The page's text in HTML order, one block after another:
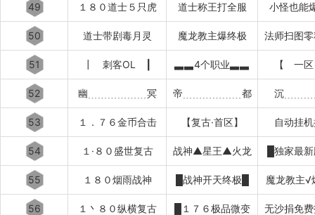
49 １８０道士５只虎 道士称王打全服 小怪也能
50 道士带剧毒月灵 魔龙教主爆终极 法师扫图
51 ┃ 刺客OL ┃ ▃▃4个职业▃▃ 【 一
52 幽﹍﹍﹍﹍﹍﹍冥 帝﹍﹍﹍﹍﹍﹍都 沉
53 １．７６金币合击 【复古·首区】 自动挂
54 １·８０盛世复古 战神▲星王▲火龙 █独家最
55 １８０烟雨战神 █战神开天终极█ 魔龙教主√
56 １丶８０纵横复古 █１７６极品微变 无沙捐免